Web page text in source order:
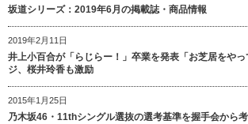
坂道シリーズ：2019年6月の掲載誌・商品情報
2019年2月11日
井上小百合が「らじらー！」卒業を発表「お芝居をや
ジ、桜井玲香も激励
2015年1月25日
乃木坂46・11thシングル選抜の選考基準を握手会から